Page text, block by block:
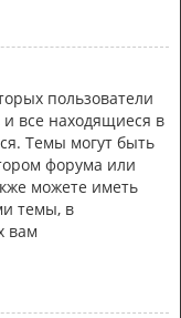
пользователи
все находящиеся в
Темы могут быть
форума или
можете иметь
темы, в
вам